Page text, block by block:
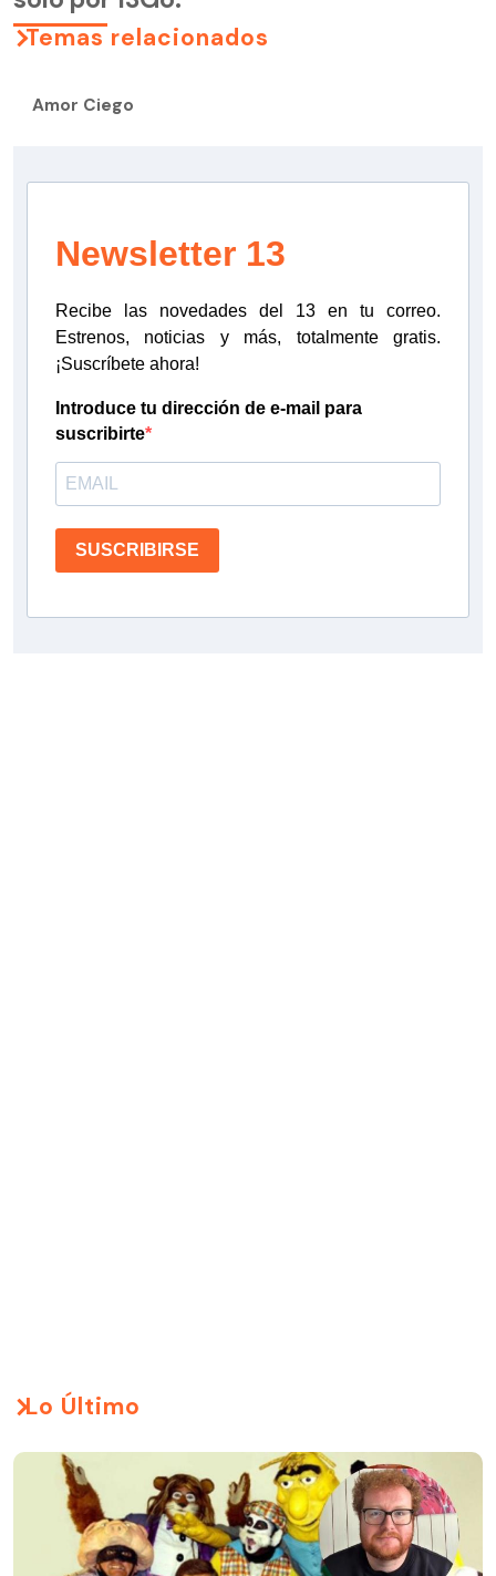
Temas relacionados
Amor Ciego
Newsletter 13
Recibe las novedades del 13 en tu correo.
Estrenos, noticias y más, totalmente gratis.
¡Suscríbete ahora!
Introduce tu dirección de e-mail para
suscribirte
SUSCRIBIRSE
Lo Último